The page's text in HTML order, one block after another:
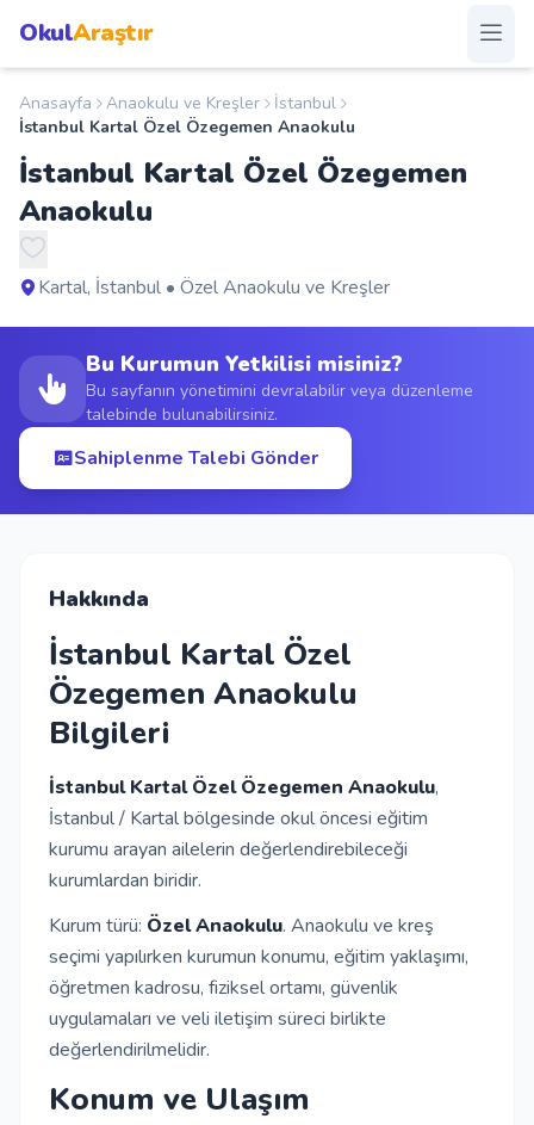
OkulAraştır
Anasayfa
Okullar
Şehirler
Duyurular
S.S.S.
Blog
Giriş Yap
Okul Ekle
Anasayfa Anaokulu ve Kreşler
İstanbul
İstanbul Kartal Özel Özegemen Anaokulu
İstanbul Kartal Özel Özegemen
Anaokulu
Kartal, İstanbul • Özel Anaokulu ve Kreşler
Bu Kurumun Yetkilisi misiniz?
Bu sayfanın yönetimini devralabilir veya düzenleme
talebinde bulunabilirsiniz.
Sahiplenme Talebi Gönder
Hakkında
İstanbul Kartal Özel
Özegemen Anaokulu
Bilgileri
İstanbul Kartal Özel Özegemen Anaokulu,
İstanbul / Kartal bölgesinde okul öncesi eğitim
kurumu arayan ailelerin değerlendirebileceği
kurumlardan biridir.
Kurum türü: Özel Anaokulu. Anaokulu ve kreş
seçimi yapılırken kurumun konumu, eğitim yaklaşımı,
öğretmen kadrosu, fiziksel ortamı, güvenlik
uygulamaları ve veli iletişim süreci birlikte
değerlendirilmelidir.
Konum ve Ulaşım